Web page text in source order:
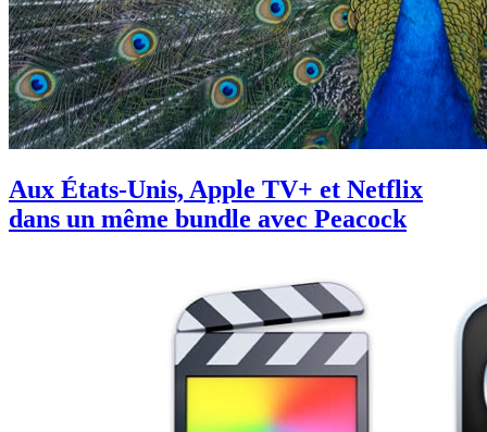
Aux États-Unis, Apple TV+ et Netflix
dans un même bundle avec Peacock